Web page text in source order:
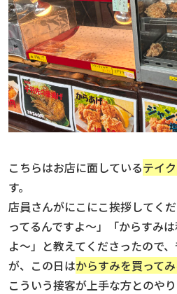
こちらはお店に面しているテイ
す。
店員さんがにこにこ挨拶してく
ってるんですよ〜」「からすみ
よ〜」と教えてくださったので
が、この日はからすみを買って
こういう接客が上手な方とのや